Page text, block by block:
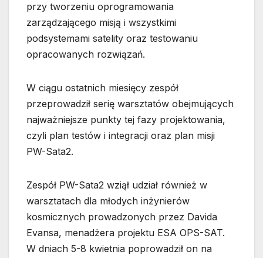
przy tworzeniu oprogramowania
zarządzającego misją i wszystkimi
podsystemami satelity oraz testowaniu
opracowanych rozwiązań.
W ciągu ostatnich miesięcy zespół
przeprowadził serię warsztatów obejmujących
najważniejsze punkty tej fazy projektowania,
czyli plan testów i integracji oraz plan misji
PW-Sata2.
Zespół PW-Sata2 wziął udział również w
warsztatach dla młodych inżynierów
kosmicznych prowadzonych przez Davida
Evansa, menadżera projektu ESA OPS-SAT.
W dniach 5-8 kwietnia poprowadził on na